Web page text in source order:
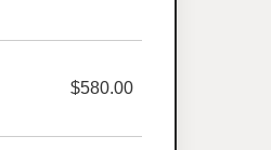
$580.00